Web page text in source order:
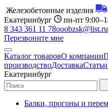
Железобетонные изделия
Екатеринбург
пн-пт
8 343 361 11 78ooobzsk@list.ru
Перезвоните мне
Каталог товаровО компании
производствоДоставкаСтатьи
Екатеринбург
Балки, прогоны и